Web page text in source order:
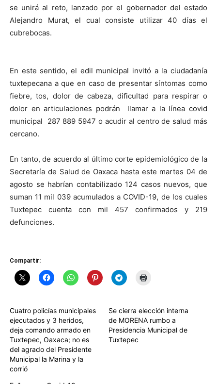
se unirá al reto, lanzado por el gobernador del estado
Alejandro Murat, el cual consiste utilizar 40 días el
cubrebocas.
En este sentido, el edil municipal invitó a la ciudadanía
tuxtepecana a que en caso de presentar síntomas como
fiebre, tos, dolor de cabeza, dificultad para respirar o
dolor en articulaciones podrán llamar a la línea covid
municipal 287 889 5947 o acudir al centro de salud más
cercano.
En tanto, de acuerdo al último corte epidemiológico de la
Secretaría de Salud de Oaxaca hasta este martes 04 de
agosto se habrían contabilizado 124 casos nuevos, que
suman 11 mil 039 acumulados a COVID-19, de los cuales
Tuxtepec cuenta con mil 457 confirmados y 219
defunciones.
Compartir:
Cuatro policías municipales
ejecutados y 3 heridos,
deja comando armado en
Tuxtepec, Oaxaca; no es
del agrado del Presidente
Municipal la Marina y la
corrió
Se cierra elección interna
de MORENA rumbo a
Presidencia Municipal de
Tuxtepec